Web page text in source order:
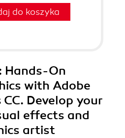
do koszyka
Hands-On
with Adobe
Develop your
effects and
artist